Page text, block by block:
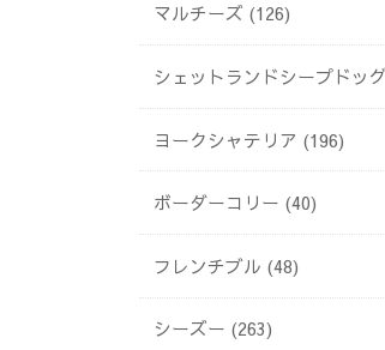
マルチーズ (126)
シェットランドシープドッグ
ヨークシャテリア (196)
ボーダーコリー (40)
フレンチブル (48)
シーズー (263)